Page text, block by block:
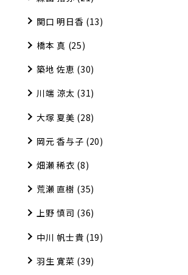
関口 明日香 (13)
橋本 真 (25)
築地 佐恵 (30)
川端 涼太 (31)
大塚 夏美 (28)
岡元 香与子 (20)
畑瀬 稀衣 (8)
荒瀬 直樹 (35)
上野 慎司 (36)
中川 帆士貴 (19)
羽生 寛菜 (39)